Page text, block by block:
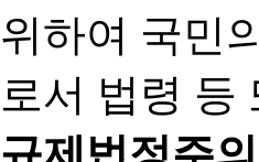
위하여 국민
로서 법령 등